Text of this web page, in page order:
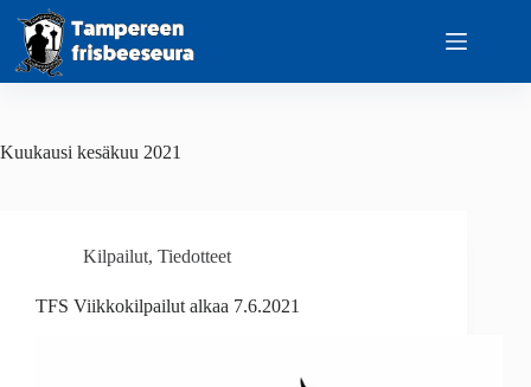
content
Kuukausi kesäkuu 2021
Kilpailut, Tiedotteet
TFS Viikkokilpailut alkaa 7.6.2021